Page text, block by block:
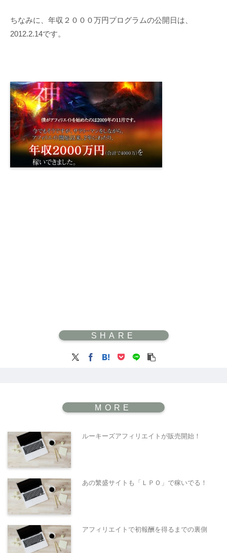
ちなみに、年収２０００万円プログラムの公開日は、
2012.2.14です。
ルーキーズアフィリエイトが販売開始！
あの繁盛サイトも「ＬＰＯ」で稼いでる！
アフィリエイトで初報酬を得るまでの裏側